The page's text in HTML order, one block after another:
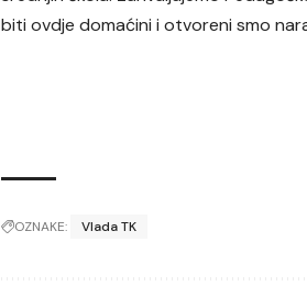
biti ovdje domaćini i otvoreni smo
OZNAKE: Vlada TK